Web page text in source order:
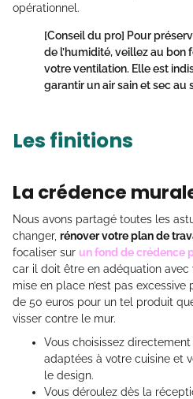
opérationnel.
[Conseil du pro] Pour
de l’humidité, veillez au bon
votre ventilation. Elle est
garantir un air sain et sec au
Les finitions
La crédence
Nous avons partagé toutes les
changer, rénover votre plan de
focaliser sur un fond de crédence
car il doit être en adéquation avec
mise en place n’est pas excessive
de 50 euros pour un tel produit
visser contre le mur.
Vous choisissez
adaptées à votre cuisine et
le design.
Vous déroulez dès la